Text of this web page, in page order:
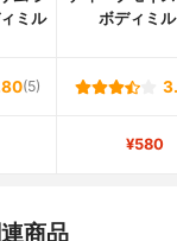
ミル
ボディミ
(5)
¥580
商品